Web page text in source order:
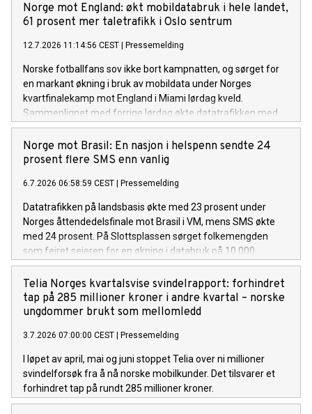
Norge mot England: økt mobildatabruk i hele landet,
61 prosent mer taletrafikk i Oslo sentrum
12.7.2026 11:14:56 CEST | Pressemelding
Norske fotballfans sov ikke bort kampnatten, og sørget for
en markant økning i bruk av mobildata under Norges
kvartfinalekamp mot England i Miami lørdag kveld.
Sammenlignet med forrige lørdag økte datatrafikken med
26 prosent, mens SMS-trafikken økte med hele 70 prosent.
Økningen var spesielt stor i Oslo sentrum.
Norge mot Brasil: En nasjon i helspenn sendte 24
prosent flere SMS enn vanlig
6.7.2026 06:58:59 CEST | Pressemelding
Datatrafikken på landsbasis økte med 23 prosent under
Norges åttendedelsfinale mot Brasil i VM, mens SMS økte
med 24 prosent. På Slottsplassen sørget folkemengden
som feiret seieren for en økning i databruk på 10 000
prosent.
Telia Norges kvartalsvise svindelrapport: forhindret
tap på 285 millioner kroner i andre kvartal – norske
ungdommer brukt som mellomledd
3.7.2026 07:00:00 CEST | Pressemelding
I løpet av april, mai og juni stoppet Telia over ni millioner
svindelforsøk fra å nå norske mobilkunder. Det tilsvarer et
forhindret tap på rundt 285 millioner kroner.